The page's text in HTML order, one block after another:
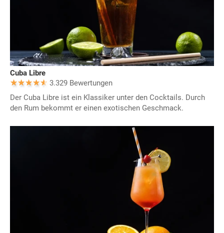
Cuba Libre
3.329 Bewertungen
Der Cuba Libre ist ein Klassiker unter den Cocktails. Durch
den Rum bekommt er einen exotischen Geschmack.